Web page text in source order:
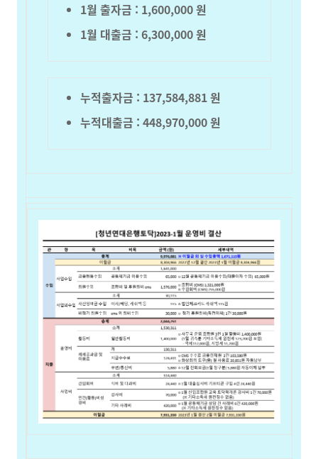
1월 출자금 : 1,600,000원
1월 대출금 : 6,300,000 원
누적출자금 : 137,584,881원
누적대출금 : 448,970,000원